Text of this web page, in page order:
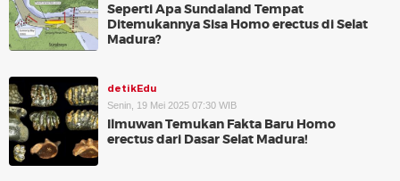
Seperti Apa Sundaland Tempat
Ditemukannya Sisa Homo erectus di Selat
Madura?
detikEdu
Senin, 19 Mei 2025 07:30 WIB
Ilmuwan Temukan Fakta Baru Homo
erectus dari Dasar Selat Madura!